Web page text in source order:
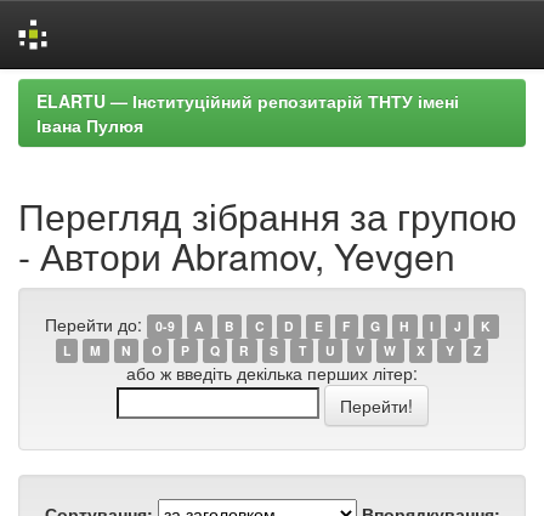
Skip
navigation
ELARTU — Інституційний репозитарій ТНТУ імені
Івана Пулюя
Перегляд зібрання за групою
- Автори Abramov, Yevgen
Перейти до: 0-9 A B C D E F G H I J
K
L
M N O P Q R S T U V W X Y Z
або ж введіть декілька перших літер: